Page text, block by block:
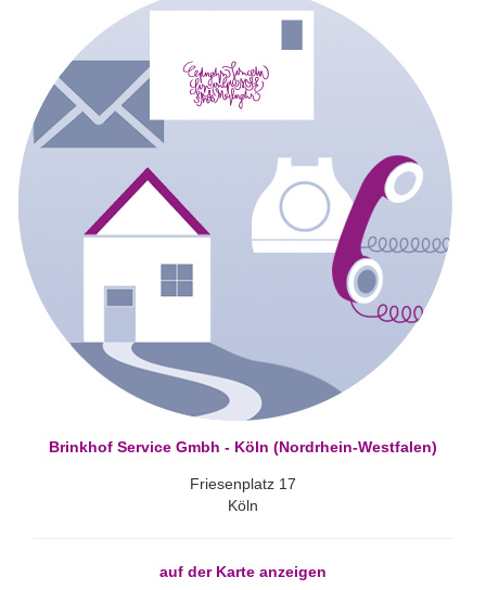
Brinkhof Service Gmbh - Köln (Nordrhein-Westfalen)
Friesenplatz 17
Köln
auf der Karte anzeigen